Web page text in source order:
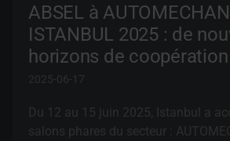
ABSEL à
ISTANBUL 2025 : de
horizons de coopération
2025-06-17
Du 12 au 15 juin 2025, Istanbul a
salons phares du secteur :